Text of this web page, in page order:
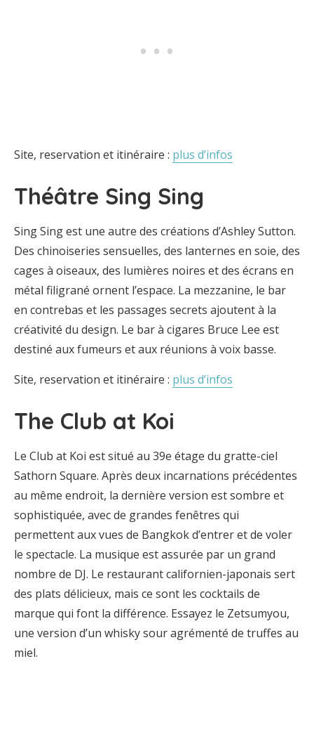
Site, reservation et itinéraire : plus d’infos
Théâtre Sing Sing
Sing Sing est une autre des créations d’Ashley Sutton.
Des chinoiseries sensuelles, des lanternes en soie, des
cages à oiseaux, des lumières noires et des écrans en
métal filigrané ornent l’espace. La mezzanine, le bar
en contrebas et les passages secrets ajoutent à la
créativité du design. Le bar à cigares Bruce Lee est
destiné aux fumeurs et aux réunions à voix basse.
Site, reservation et itinéraire : plus d’infos
The Club at Koi
Le Club at Koi est situé au 39e étage du gratte-ciel
Sathorn Square. Après deux incarnations précédentes
au même endroit, la dernière version est sombre et
sophistiquée, avec de grandes fenêtres qui
permettent aux vues de Bangkok d’entrer et de voler
le spectacle. La musique est assurée par un grand
nombre de DJ. Le restaurant californien-japonais sert
des plats délicieux, mais ce sont les cocktails de
marque qui font la différence. Essayez le Zetsumyou,
une version d’un whisky sour agrémenté de truffes au
miel.